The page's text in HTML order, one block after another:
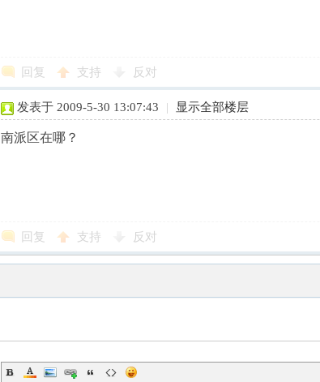
回复 支持 反对
发表于 2009-5-30 13:07:43 | 显示全部楼层
南派区在哪？
回复 支持 反对